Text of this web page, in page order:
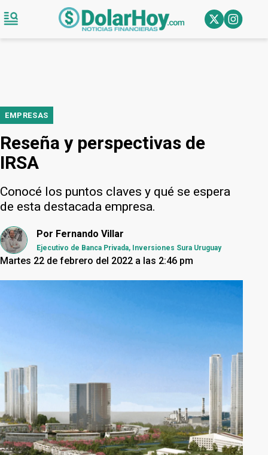
EMPRESAS
Reseña y perspectivas de
IRSA
Conocé los puntos claves y qué se espera
de esta destacada empresa.
Por Fernando Villar
Ejecutivo de Banca Privada, Inversiones Sura Uruguay
Martes 22 de febrero del 2022 a las 2:46 pm